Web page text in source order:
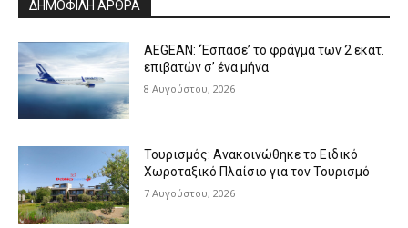
ΔΗΜΟΦΙΛΗ ΑΡΘΡΑ
AEGEAN: ‘Έσπασε’ το φράγμα των 2 εκατ.
επιβατών σ’ ένα μήνα
8 Αυγούστου, 2026
Τουρισμός: Ανακοινώθηκε το Ειδικό
Χωροταξικό Πλαίσιο για τον Τουρισμό
7 Αυγούστου, 2026